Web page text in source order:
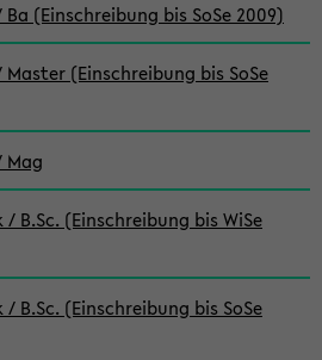
(Einschreibung bis SoSe 2009)
(Einschreibung bis SoSe
Mag
B.Sc. (Einschreibung bis WiSe
B.Sc. (Einschreibung bis SoSe